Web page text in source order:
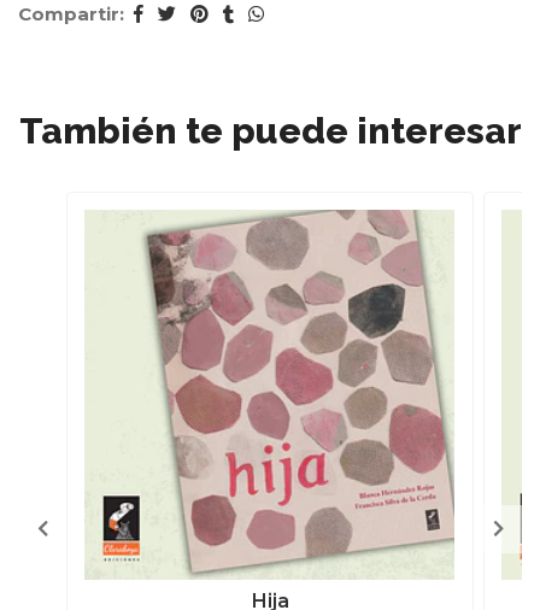
Compartir:
También te puede interesar
Hija